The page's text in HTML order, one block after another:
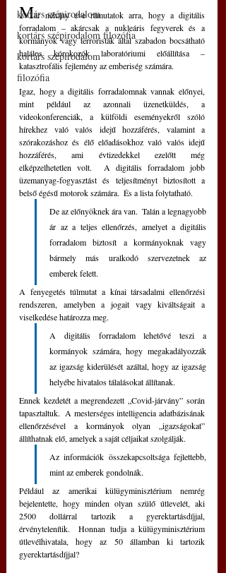
kortárs szépirodalom
kortárs szépirodalom filozófia
kortárs szépirodalom
filozófia
Már néhány éve rámutatok arra, hogy a digitális
forradalom – akárcsak a nukleáris fegyverek és a
kormányok vagy terroristák által szabadon bocsátható
halálos kórokozók laboratóriumi előállítása –
katasztrofális fejlemény az emberiség számára.
Igaz, hogy a digitális forradalomnak vannak előnyei,
mint például az azonnali üzenetküldés, a
videokonferenciák, a külföldi eseményekről szóló
hírekhez való valós idejű hozzáférés, valamint a
szórakozáshoz és élő előadásokhoz való valós idejű
hozzáférés, ami évtizedekkel ezelőtt még
elképzelhetetlen volt.  A digitális forradalom jobb
üzemanyag-fogyasztást és teljesítményt biztosított a
belső égésű motorok számára.  És a lista folytatható.
De az előnyöknek ára van.  Talán a legnagyobb
ár az a teljes ellenőrzés, amelyet a digitális
forradalom biztosít a kormányoknak vagy
bármely más uralkodó szervezetnek az
emberek felett.
A fenyegetés túlmutat a kínai társadalmi ellenőrzési
rendszeren, amelyben a jogait vagy kiváltságait a
viselkedése határozza meg.
A digitális forradalom lehetővé teszi a
kormányok számára, hogy megakadályozzák
az igazság kiderülését azáltal, hogy az igazság
helyébe hivatalos tálalásokat állítanak.
Ennek kezdetét a megrendezett „Covid-járvány” során
tapasztaltuk.  A mesterséges intelligencia adatbázisának
ellenőrzésével a kormányok olyan „igazságokat”
állíthatnak elő, amelyek a saját céljaikat szolgálják.
Az információk összekapcsoltsága fejlettebb,
mint az emberek gondolnák.
Például az amerikai külügyminisztérium nemrég
bejelentette, hogy minden olyan szülő útlevelét, aki
2500 dollárral tartozik a gyerektartásdíjjal,
érvénytelenítik.  Honnan tudja a külügyminisztérium
útlevélhivatala, hogy az 50 államban ki tartozik
gyerektartásdíjjal?